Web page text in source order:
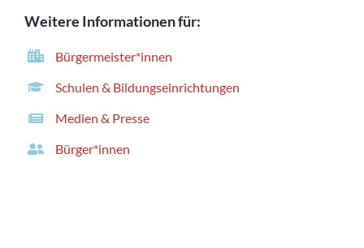
Weitere Informationen für:
Bürgermeister*innen
Schulen & Bildungseinrichtungen
Medien & Presse
Bürger*innen